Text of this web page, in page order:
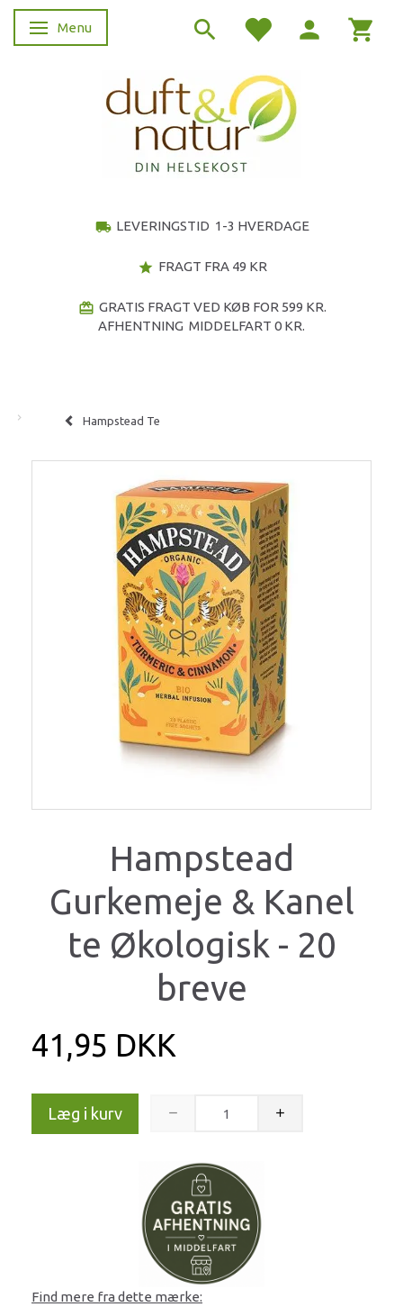
Skifte navigation
Menu
local_shipping LEVERINGSTID 1-3 HVERDAGE
star FRAGT FRA 49 KR
redeem GRATIS FRAGT VED KØB FOR 599 KR.
AFHENTNING MIDDELFART 0 KR.
Hampstead Te
Hampstead
Gurkemeje & Kanel
te Økologisk - 20
breve
41,95 DKK
Læg i kurv
Find mere fra dette mærke: